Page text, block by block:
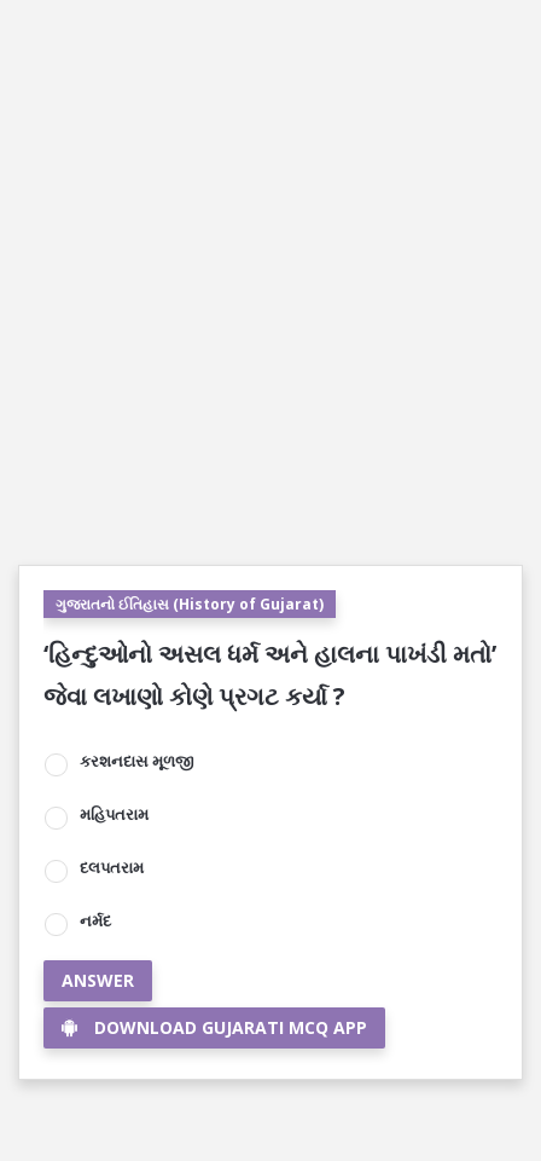
ગુજરાતનો ઈતિહાસ (History of Gujarat)
‘હિન્દુઓનો અસલ ધર્મ અને હાલના પાખંડી મતો’
જેવા લખાણો કોણે પ્રગટ કર્યા ?
કરશનદાસ મૂળજી
મહિપતરામ
દલપતરામ
નર્મદ
ANSWER
DOWNLOAD GUJARATI MCQ APP